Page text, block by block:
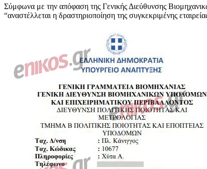
Σύμφωνα με την απόφαση της Γενικής Διεύθυνσης
“αναστέλλεται η δραστηριοποίηση της συγκεκριμένης